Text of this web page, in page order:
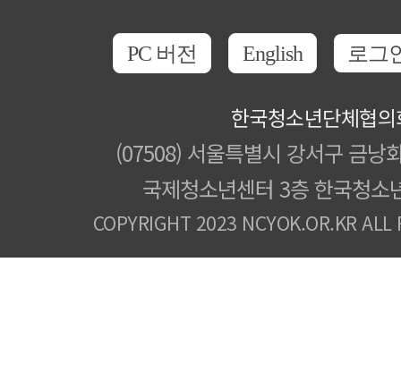
PC 버전 English 로그
한국청소년단체협
(07508) 서울특별시 강서구 금낭
국제청소년센터 3층 한국청소
COPYRIGHT 2023 NCYOK.OR.KR ALL